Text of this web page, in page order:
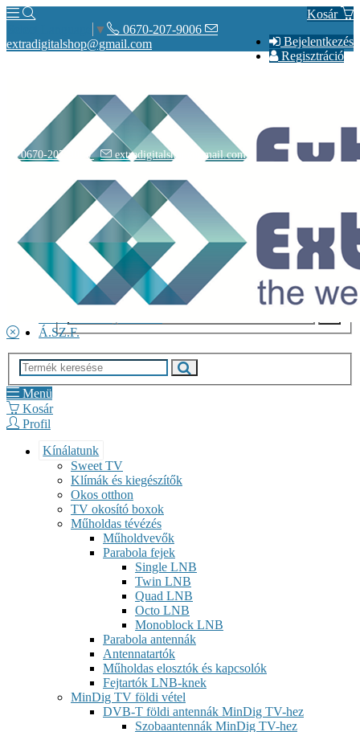
Kosár
Bejelentkezés
Regisztráció
▼
0670-207-9006
extradigitalshop@gmail.com
Rólunk
Elérhetőségeink
Vásárlás
Szállítás
Á.SZ.F.
0670-207-9006 extradigitalshop@gmail.com
Menü
Kosár
Profil
Kínálatunk
Sweet TV
Klímák és kiegészítők
Okos otthon
TV okosító boxok
Műholdas tévézés
Műholdvevők
Parabola fejek
Single LNB
Twin LNB
Quad LNB
Octo LNB
Monoblock LNB
Parabola antennák
Antennatartók
Műholdas elosztók és kapcsolók
Fejtartók LNB-knek
MinDig TV földi vétel
DVB-T földi antennák MinDig TV-hez
Szobaantennák MinDig TV-hez